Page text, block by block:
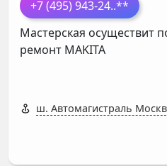
+7 (495) 943-24..**
Мастерская осуществит
ремонт MAKITA
ш. Автомагистраль